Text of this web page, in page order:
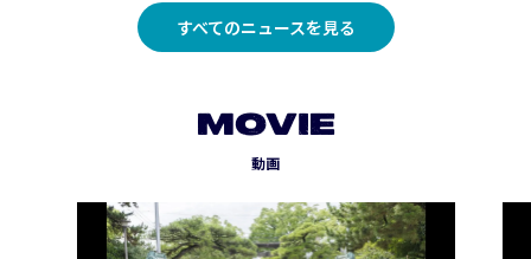
すべてのニュースを見る
MOVIE
動画